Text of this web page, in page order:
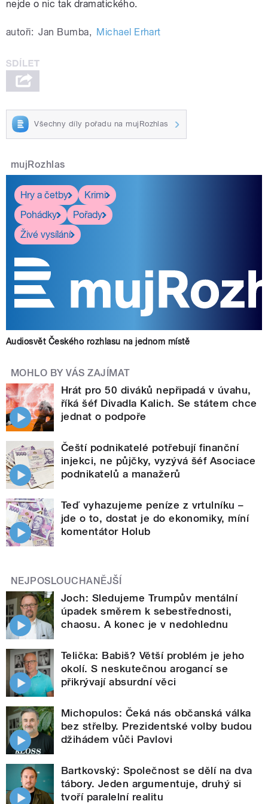
nejde o nic tak dramatického.
autoři: Jan Bumba, Michael Erhart
Všechny díly pořadu na mujRozhlas
mujRozhlas
Hry a četby
Krimi
Pohádky
Pořady
Živé vysílání
Audiosvět Českého rozhlasu na jednom místě
MOHLO BY VÁS ZAJÍMAT
Hrát pro 50 diváků nepřipadá v úvahu,
říká šéf Divadla Kalich. Se státem chce
jednat o podpoře
Čeští podnikatelé potřebují finanční
injekci, ne půjčky, vyzývá šéf Asociace
podnikatelů a manažerů
Teď vyhazujeme peníze z vrtulníku –
jde o to, dostat je do ekonomiky, míní
komentátor Holub
NEJPOSLOUCHANĚJŠÍ
Joch: Sledujeme Trumpův mentální
úpadek směrem k sebestřednosti,
chaosu. A konec je v nedohlednu
Telička: Babiš? Větší problém je jeho
okolí. S neskutečnou arogancí se
přikrývají absurdní věci
Michopulos: Čeká nás občanská válka
bez střelby. Prezidentské volby budou
džihádem vůči Pavlovi
Bartkovský: Společnost se dělí na dva
tábory. Jeden argumentuje, druhý si
tvoří paralelní realitu